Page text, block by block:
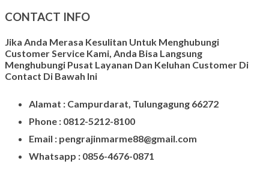
CONTACT INFO
Jika Anda Merasa Kesulitan Untuk Menghubungi
Customer Service Kami, Anda Bisa Langsung
Menghubungi Pusat Layanan Dan Keluhan Customer Di
Contact Di Bawah Ini
Alamat : Campurdarat, Tulungagung 66272
Phone : 0812-5212-8100
Email : pengrajinmarme88@gmail.com
Whatsapp : 0856-4676-0871